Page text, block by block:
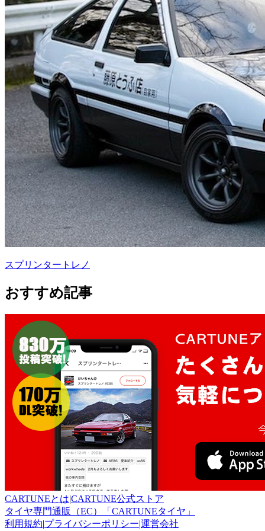
スプリンタートレノ
おすすめ記事
CARTUNEとは|CARTUNE公式ストア
タイヤ専門通販（EC）「CARTUNEタイヤ」
利用規約|プライバシーポリシー|運営会社